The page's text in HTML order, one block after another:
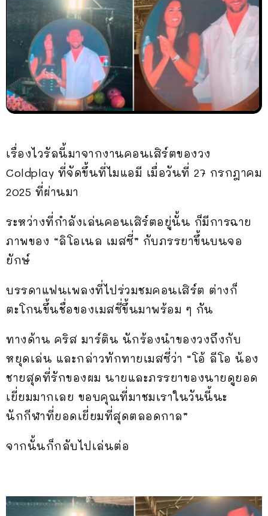
เรื่องไวรัลนี้มาจากงานคอนเสิร์ตของวง
Coldplay ที่จัดขึ้นที่ไมแอมี เมื่อวันที่ 27 กรกฎาคม
2025 ที่ผ่านมา
ระหว่างที่กำลังเล่นคอนเสิร์ตอยู่นั้น ก็มีการฉาย
ภาพของ “ลิโอเนล เมสซี่” กับภรรยาขึ้นบนจอ
ยักษ์
บรรดาแฟนเพลงที่ไปร่วมชมคอนเสิร์ต ต่างก็
ตะโกนขึ้นชื่อของเมสซี่ขึ้นมาพร้อม ๆ กัน
ทางด้าน คริส มาร์ติน นักร้องนำของวงถึงกับ
หยุดเล่น และกล่าวทักทายเมสซี่ว่า “โอ้ ลีโอ น้อง
ชายสุดที่รักของผม นายและภรรยาของนายดูยอด
เยี่ยมมากเลย ขอบคุณที่มาชมเราในวันนี้นะ
นักกีฬาที่ยอดเยี่ยมที่สุดตลอดกาล”
จากนั้นก็กลับไปเล่นต่อ